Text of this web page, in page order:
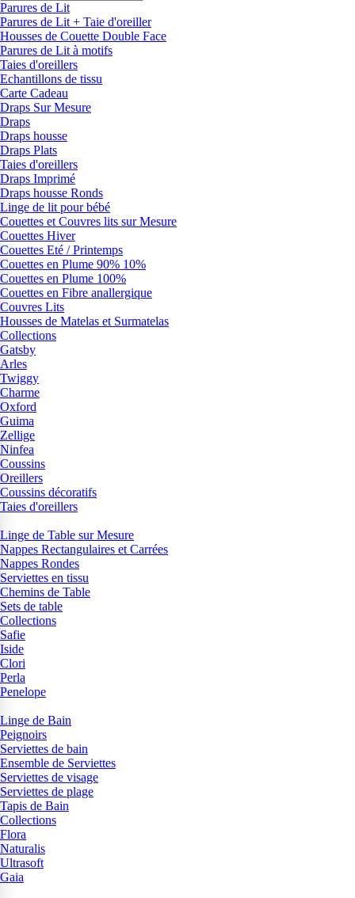
Parures de Lit
Parures de Lit + Taie d'oreiller
Housses de Couette Double Face
Parures de Lit à motifs
Taies d'oreillers
Echantillons de tissu
Carte Cadeau
Draps Sur Mesure
Draps
Draps housse
Draps Plats
Taies d'oreillers
Draps Imprimé
Draps housse Ronds
Linge de lit pour bébé
Couettes et Couvres lits sur Mesure
Couettes Hiver
Couettes Eté / Printemps
Couettes en Plume 90% 10%
Couettes en Plume 100%
Couettes en Fibre anallergique
Couvres Lits
Housses de Matelas et Surmatelas
Collections
Gatsby
Arles
Twiggy
Charme
Oxford
Guima
Zellige
Ninfea
Coussins
Oreillers
Coussins décoratifs
Taies d'oreillers
Linge de Table sur Mesure
Nappes Rectangulaires et Carrées
Nappes Rondes
Serviettes en tissu
Chemins de Table
Sets de table
Collections
Safie
Iside
Clori
Perla
Penelope
Linge de Bain
Peignoirs
Serviettes de bain
Ensemble de Serviettes
Serviettes de visage
Serviettes de plage
Tapis de Bain
Collections
Flora
Naturalis
Ultrasoft
Gaia